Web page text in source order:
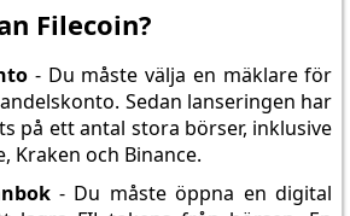
Filecoin?
- Du måste välja en mäklare för
Sedan lanseringen har
på ett antal stora börser, inklusive
Kraken och Binance.
- Du måste öppna en digital